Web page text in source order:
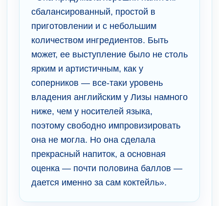
сбалансированный, простой в
приготовлении и с небольшим
количеством ингредиентов. Быть
может, ее выступление было не столь
ярким и артистичным, как у
соперников — все-таки уровень
владения английским у Лизы намного
ниже, чем у носителей языка,
поэтому свободно импровизировать
она не могла. Но она сделала
прекрасный напиток, а основная
оценка — почти половина баллов —
дается именно за сам коктейль».